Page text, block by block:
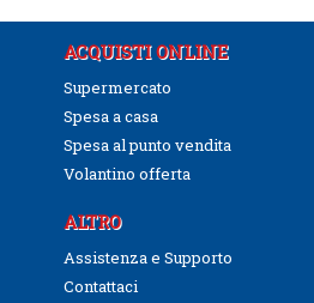
ACQUISTI ONLINE
Supermercato
Spesa a casa
Spesa al punto vendita
Volantino offerta
ALTRO
Assistenza e Supporto
Contattaci